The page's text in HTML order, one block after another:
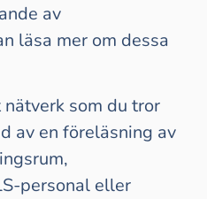
av
läsa mer om dessa
som du tror
av en föreläsning av
personal eller